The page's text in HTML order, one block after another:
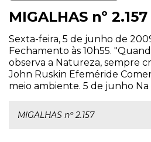
MIGALHAS nº 2.157
Sexta-feira, 5 de junho de
Fechamento às 10h55.
observa a Natureza, sempre
John Ruskin Efeméride
meio ambiente. 5 de junho Na
MIGALHAS nº 2.157